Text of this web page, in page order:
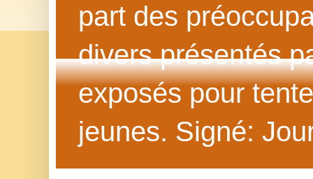
part des
divers présentés
exposés pour
jeunes. Signé: